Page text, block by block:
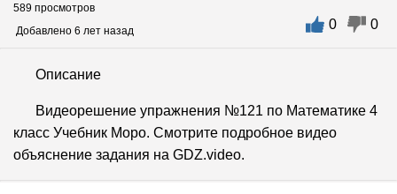
589 просмотров
Добавлено 6 лет назад
0 0
Описание
Видеорешение упражнения №121 по Математике 4
класс Учебник Моро. Смотрите подробное видео
объяснение задания на GDZ.video.
Математика 4 класс Моро 2 часть
№119
6 лет назад,683 просмотра